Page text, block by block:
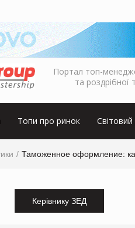
Портал топ-
та роздрібної
Топи про ринок Світовий
Таможенное оформление:
Керівнику ЗЕД